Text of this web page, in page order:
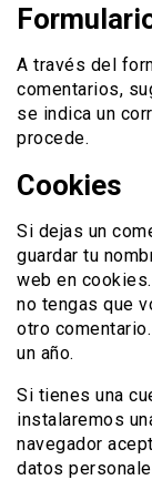
A través del
comentarios,
se indica un
procede.
Cookies
Si dejas un
guardar tu
web en
no tengas que
otro
un año.
Si tienes una
instalaremos
navegador
datos